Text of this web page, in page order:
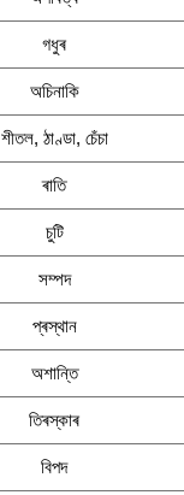
গধুৰ
অচিনাকি
শীতল, ঠাণ্ডা, চেঁচা
ৰাতি
চুটি
সম্পদ
প্ৰস্থান
অশান্তি
তিৰস্কাৰ
বিপদ